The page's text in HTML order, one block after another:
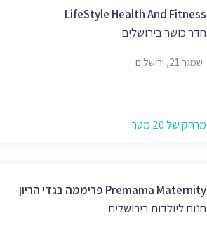
LifeStyle Health And Fitness
חדר כושר בירושלים
שמגר 21, ירושלים
מרחק של 20 מטר
Premama Maternity פריממה בגדי הריון
חנות ליולדות בירושלים